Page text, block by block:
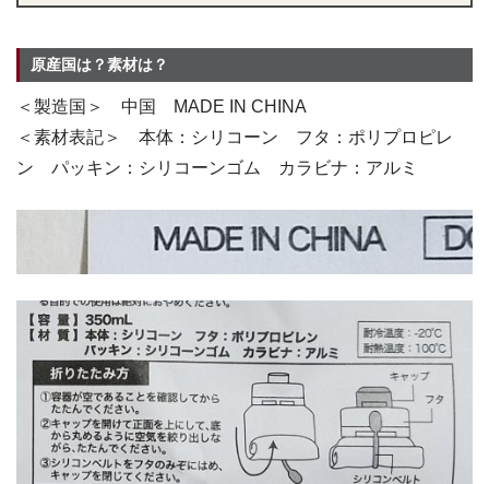
原産国は？素材は？
＜製造国＞ 中国 MADE IN CHINA
＜素材表記＞ 本体：シリコーン フタ：ポリプロピレ
ン パッキン：シリコーンゴム カラビナ：アルミ